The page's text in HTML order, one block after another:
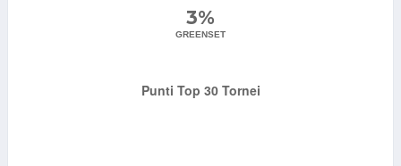
3%
GREENSET